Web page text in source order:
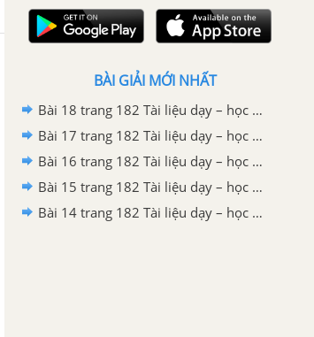
BÀI GIẢI MỚI NHẤT
Bài 18 trang 182 Tài liệu dạy – học toán 6 tập 1
Bài 17 trang 182 Tài liệu dạy – học toán 6 tập 1
Bài 16 trang 182 Tài liệu dạy – học toán 6 tập 1
Bài 15 trang 182 Tài liệu dạy – học toán 6 tập 1
Bài 14 trang 182 Tài liệu dạy – học toán 6 tập 1